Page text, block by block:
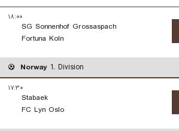
۱۸:۰۰
SG Sonnenhof Grossaspach
Fortuna Koln
Norway 1. Division
۱۷:۳۰
Stabaek
FC Lyn Oslo